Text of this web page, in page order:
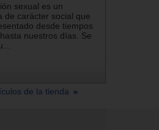
sexual es un
de carácter social que
desde tiempos
nuestros días. Se
de la tienda